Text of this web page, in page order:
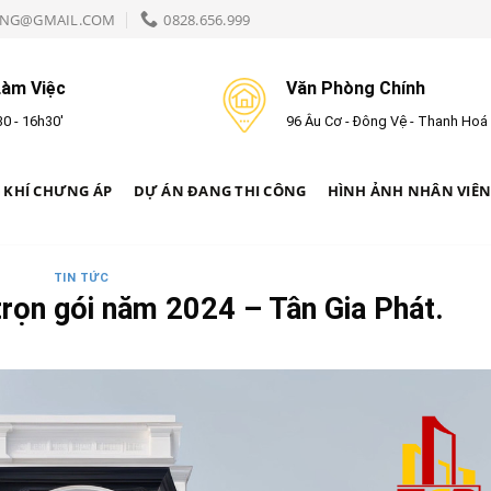
0828.656.999
Việc
- 16h30'
Văn Phòng Chính
96 Âu Cơ - Đông Vệ - Thanh Hoá
KHÍ CHƯNG ÁP DỰ ÁN ĐANG THI CÔNG HÌNH ẢNH NHÂN VIÊN
TIN TỨC
gói năm 2024 – Tân Gia Phát.